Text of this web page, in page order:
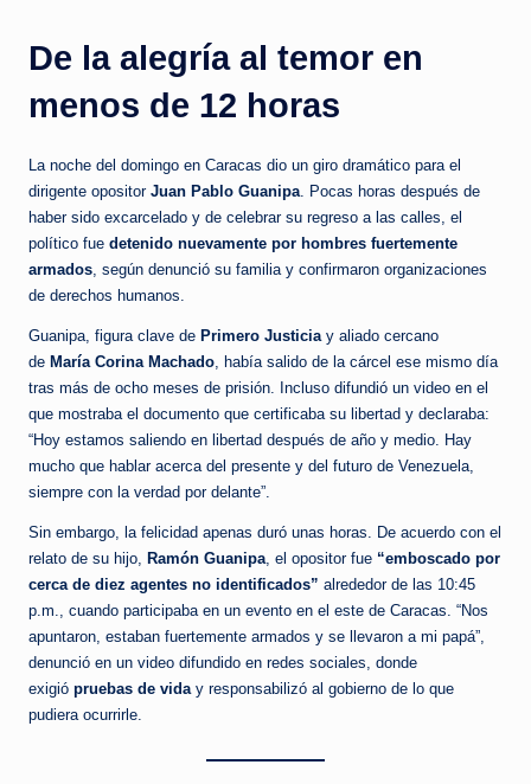
i
n
t
a
n
t
e
De la alegría al temor en
menos de 12 horas
La noche del domingo en Caracas dio un giro dramático para el
dirigente opositor Juan Pablo Guanipa . Pocas horas después de
haber sido excarcelado y de celebrar su regreso a las calles, el
político fue detenido nuevamente por hombres fuertemente
armados , según denunció su familia y confirmaron organizaciones
de derechos humanos.
Guanipa, figura clave de Primero Justicia y aliado cercano
de María Corina Machado , había salido de la cárcel ese mismo día
tras más de ocho meses de prisión. Incluso difundió un video en el
que mostraba el documento que certificaba su libertad y declaraba:
“Hoy estamos saliendo en libertad después de año y medio. Hay
mucho que hablar acerca del presente y del futuro de Venezuela,
siempre con la verdad por delante”.
Sin embargo, la felicidad apenas duró unas horas. De acuerdo con el
relato de su hijo,
Ramón Guanipa , el opositor fue “emboscado por
cerca de diez agentes no identificados” alrededor de las 10:45
p.m., cuando participaba en un evento en el este de Caracas. “Nos
apuntaron, estaban fuertemente armados y se llevaron a mi papá”,
denunció en un video difundido en redes sociales, donde
exigió pruebas de vida y responsabilizó al gobierno de lo que
pudiera ocurrirle.